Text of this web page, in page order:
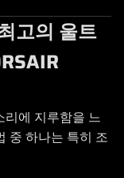
고의 울트
리에 지루함을 느
중 하나는 특히 조